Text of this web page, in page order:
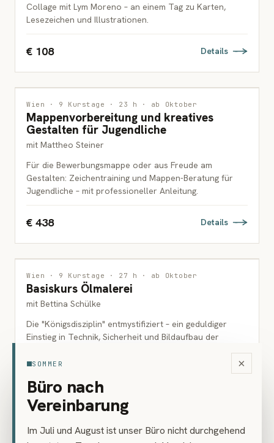
×
SOMMER
Büro nach
Vereinbarung
Im Juli und August ist unser Büro nicht durchgehend
Collage mit Lym Moreno – an einem Tag zu Karten,
Lesezeichen und Illustrationen.
€ 108 Details
INTERDISZIPLINÄR
JUGENDLICHE
3 PLÄTZE FREI
Wien · 9 Kurstage · 23 h · ab Oktober
Mappenvorbereitung und kreatives
Gestalten für Jugendliche
mit Mattheo Steiner
Für die Bewerbungsmappe oder aus Freude am
Gestalten: Zeichentraining und Mappen-Beratung für
Jugendliche – mit professioneller Anleitung.
€ 438 Details
MALEREI
ERWACHSENE
Wien · 9 Kurstage · 27 h · ab Oktober
Basiskurs Ölmalerei
mit Bettina Schülke
Die "Königsdisziplin" entmystifiziert – ein geduldiger
Einstieg in Technik, Sicherheit und Bildaufbau der
€ 486
MALEREI
Wien · 7 Kurstage · 21 h · ab Oktober